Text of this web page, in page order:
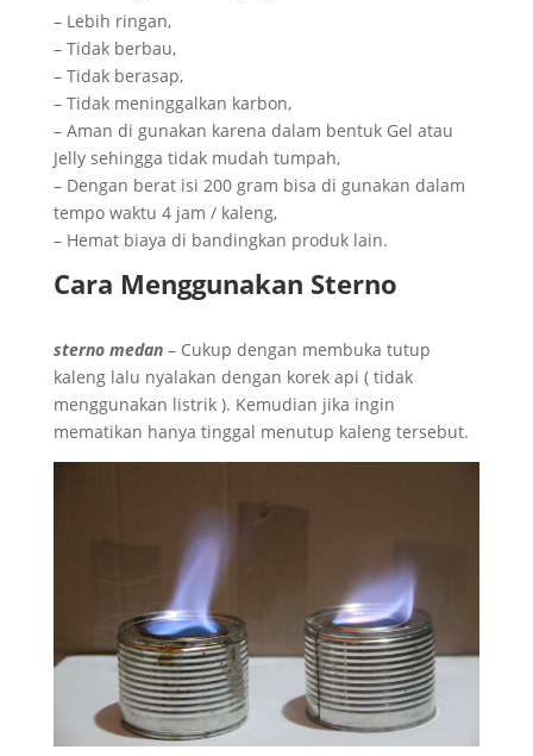
– Lebih ringan,
– Tidak berbau,
– Tidak berasap,
– Tidak meninggalkan karbon,
– Aman di gunakan karena dalam bentuk Gel atau
Jelly sehingga tidak mudah tumpah,
– Dengan berat isi 200 gram bisa di gunakan dalam
tempo waktu 4 jam / kaleng,
– Hemat biaya di bandingkan produk lain.
Cara Menggunakan Sterno
sterno medan– Cukup dengan membuka tutup
kaleng lalu nyalakan dengan korek api ( tidak
menggunakan listrik ). Kemudian jika ingin
mematikan hanya tinggal menutup kaleng tersebut.